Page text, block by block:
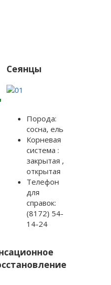
Сеянцы
Порода:
сосна, ель
Корневая
система :
закрытая ,
открытая
Телефон
для
справок:
(8172) 54-
14-24